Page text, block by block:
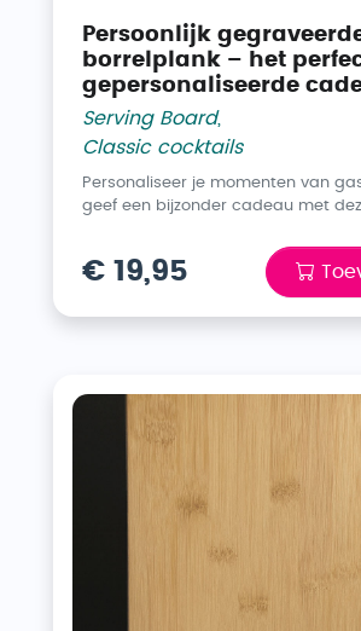
Persoonlijk
borrelplank – het
gepersonaliseerde
Serving Board,
Classic cocktails
Personaliseer je momenten van
geef een bijzonder cadeau met
€ 19,95